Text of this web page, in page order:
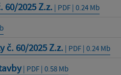
60/2025 Z.z.| PDF | 0.24 Mb
č. 60/2025 Z.z.| PDF | 0.24 Mb
| PDF | 0.58 Mb